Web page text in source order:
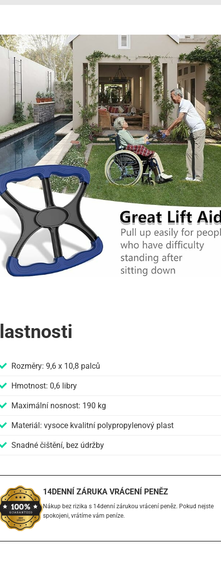
Rozměry: 9,6 x 10,8 palců
Hmotnost: 0,6 libry
Maximální nosnost: 190 kg
Materiál: vysoce kvalitní polypropylenový plast
Snadné čištění, bez údržby
14DENNÍ ZÁRUKA VRÁCENÍ PENĚZ
Nákup bez rizika s 14denní zárukou vrácení peněz. Pokud nejste
spokojeni, vrátíme vám peníze.